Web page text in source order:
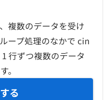
複数のデータを受け
ープ処理のなかで cin
行ずつ複数のデータ
。
る